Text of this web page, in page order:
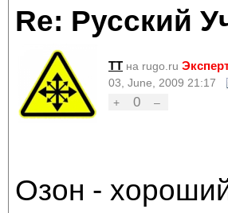
Re: Русский
TT на rugo.ru
03, June, 2009 21:17
+
0 –
Озон -